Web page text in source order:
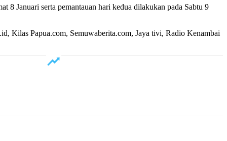
8 Januari serta pemantauan hari kedua dilakukan pada Sabtu 9
Kilas Papua.com, Semuwaberita.com, Jaya tivi, Radio Kenambai